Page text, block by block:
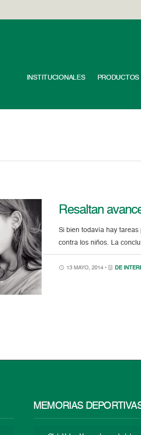
INSTITUCIONALES
Resaltan
Si bien todavía hay
contra los niños. La
13 MAYO, 2014 • DE
MEMORIAS